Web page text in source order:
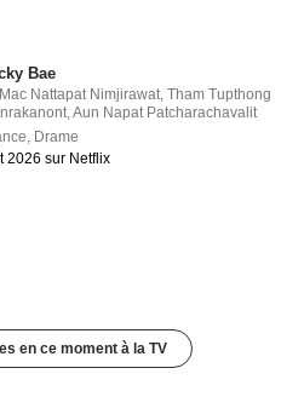
Bae
Mac Nattapat Nimjirawat,Tham Tupthong
,Aun Napat Patcharachavalit
, Drame
2026 sur Netflix
en ce moment à la TV